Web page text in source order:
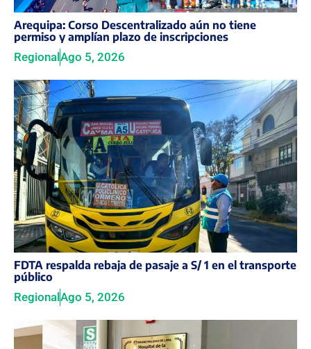
Arequipa: Corso Descentralizado aún no tiene
permiso y amplían plazo de inscripciones
RegionalAgo 5, 2026
FDTA respalda rebaja de pasaje a S/ 1 en el transporte
público
Regional Ago 5, 2026